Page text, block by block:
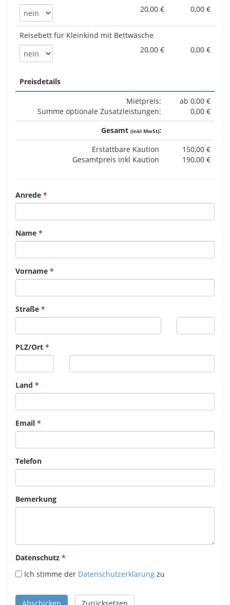
20,00 €
0,00 €
Reisebett für Kleinkind mit Bettwäsche
20,00 €
0,00 €
Preisdetails
Mietpreis:
Summe optionale Zusatzleistungen:
ab 0,00 €
0,00 €
Gesamt (inkl MwSt):
Erstattbare Kaution
Gesamtpreis inkl Kaution
150,00 €
190,00 €
Anrede
Name
Vorname
Straße
PLZ/Ort
Land
Email
Telefon
Bemerkung
Datenschutz
Ich stimme der Datenschutzerklärung zu